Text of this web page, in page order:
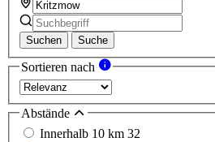
Suchen Suche
Sortieren nach
Abstände
Innerhalb 10 km 32